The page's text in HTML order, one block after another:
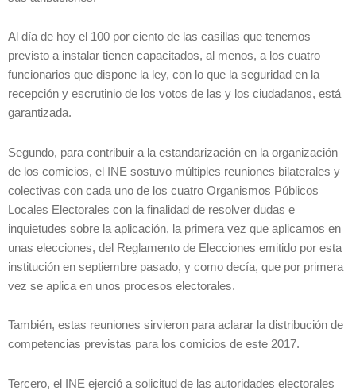
Al día de hoy el 100 por ciento de las casillas que tenemos
previsto a instalar tienen capacitados, al menos, a los cuatro
funcionarios que dispone la ley, con lo que la seguridad en la
recepción y escrutinio de los votos de las y los ciudadanos, está
garantizada.
Segundo, para contribuir a la estandarización en la organización
de los comicios, el INE sostuvo múltiples reuniones bilaterales y
colectivas con cada uno de los cuatro Organismos Públicos
Locales Electorales con la finalidad de resolver dudas e
inquietudes sobre la aplicación, la primera vez que aplicamos en
unas elecciones, del Reglamento de Elecciones emitido por esta
institución en septiembre pasado, y como decía, que por primera
vez se aplica en unos procesos electorales.
También, estas reuniones sirvieron para aclarar la distribución de
competencias previstas para los comicios de este 2017.
Tercero, el INE ejerció a solicitud de las autoridades electorales